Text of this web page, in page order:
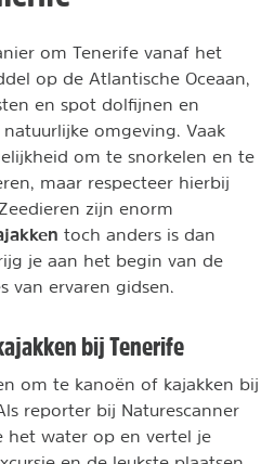
om Tenerife vanaf het
op de Atlantische Oceaan,
en spot dolfijnen en
omgeving. Vaak
om te snorkelen en te
maar respecteer hierbij
zijn enorm
toch anders is dan
je aan het begin van de
van ervaren gidsen.
bij Tenerife
om te kanoën of kajakken bij
reporter bij Naturescanner
het water op en vertel je